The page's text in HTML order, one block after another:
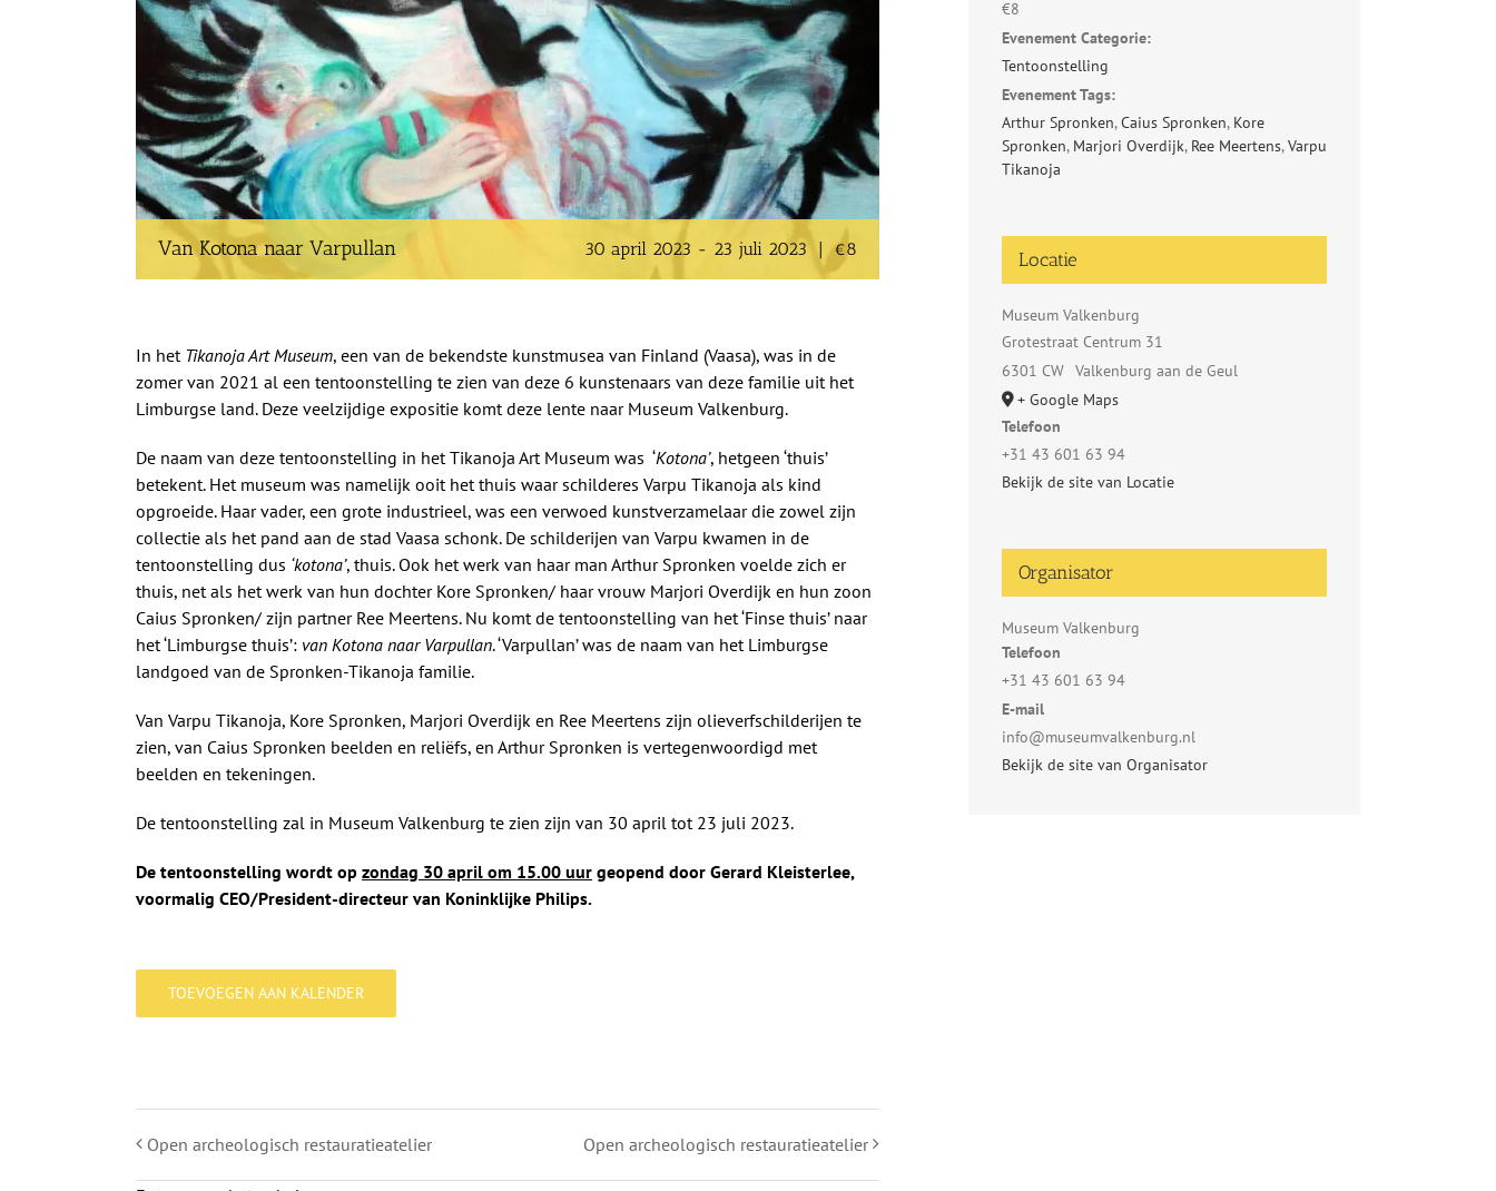
Van Kotona naar Varpullan 30 april 2023 - 23 juli 2023 | €8
In het Tikanoja Art Museum, een van de bekendste kunstmusea van Finland (Vaasa), was in de
zomer van 2021 al een tentoonstelling te zien van deze 6 kunstenaars van deze familie uit het
Limburgse land. Deze veelzijdige expositie komt deze lente naar Museum Valkenburg.
De naam van deze tentoonstelling in het Tikanoja Art Museum was ‘Kotona’, hetgeen ‘thuis’
betekent. Het museum was namelijk ooit het thuis waar schilderes Varpu Tikanoja als kind
opgroeide. Haar vader, een grote industrieel, was een verwoed kunstverzamelaar die zowel zijn
collectie als het pand aan de stad Vaasa schonk. De schilderijen van Varpu kwamen in de
tentoonstelling dus ‘kotona’, thuis. Ook het werk van haar man Arthur Spronken voelde zich er
thuis, net als het werk van hun dochter Kore Spronken/ haar vrouw Marjori Overdijk en hun zoon
Caius Spronken/ zijn partner Ree Meertens. Nu komt de tentoonstelling van het ‘Finse thuis’ naar
het ‘Limburgse thuis’: van Kotona naar Varpullan. ‘Varpullan’ was de naam van het Limburgse
landgoed van de Spronken-Tikanoja familie.
Van Varpu Tikanoja, Kore Spronken, Marjori Overdijk en Ree Meertens zijn olieverfschilderijen te
zien, van Caius Spronken beelden en reliëfs, en Arthur Spronken is vertegenwoordigd met
beelden en tekeningen.
De tentoonstelling zal in Museum Valkenburg te zien zijn van 30 april tot 23 juli 2023.
De tentoonstelling wordt op zondag 30 april om 15.00 uur geopend door Gerard Kleisterlee,
voormalig CEO/President-directeur van Koninklijke Philips.
TOEVOEGEN AAN KALENDER
Open archeologisch restauratieatelier Open archeologisch restauratieatelier
€8
Evenement Categorie:
Tentoonstelling
Evenement Tags:
Arthur Spronken,Caius Spronken, Kore
Spronken, Marjori Overdijk, Ree Meertens,Varpu
Tikanoja
Locatie
Museum Valkenburg
Grotestraat Centrum 31
6301 CW Valkenburg aan de Geul
+ Google Maps
Telefoon
+31 43 601 63 94
Bekijk de site van Locatie
Organisator
Museum Valkenburg
Telefoon
+31 43 601 63 94
E-mail
info@museumvalkenburg.nl
Bekijk de site van Organisator